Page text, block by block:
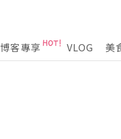
博客專享 VLOG 美